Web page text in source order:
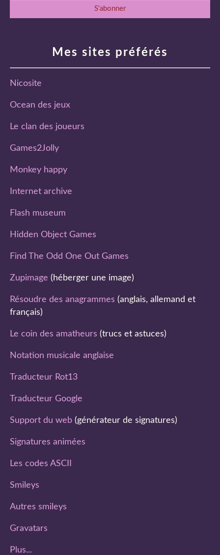
Mes sites préférés
Nicosite
Ocean des jeux
Le clan des joueurs
Games2Jolly
Monkey happy
Internet archive
Flash museum
Hidden Object Games
Find The Odd One Out Games
Zupimage (héberger une image)
Résoudre des anagrammes (anglais, allemand et
français)
Le coin des amatheurs (trucs et astuces)
Notation musicale anglaise
Traducteur Rot13
Traducteur Google
Support du web (générateur de signatures)
Signatures animées
Les codes ASCII
Smileys
Autres smileys
Gravatars
Plus...